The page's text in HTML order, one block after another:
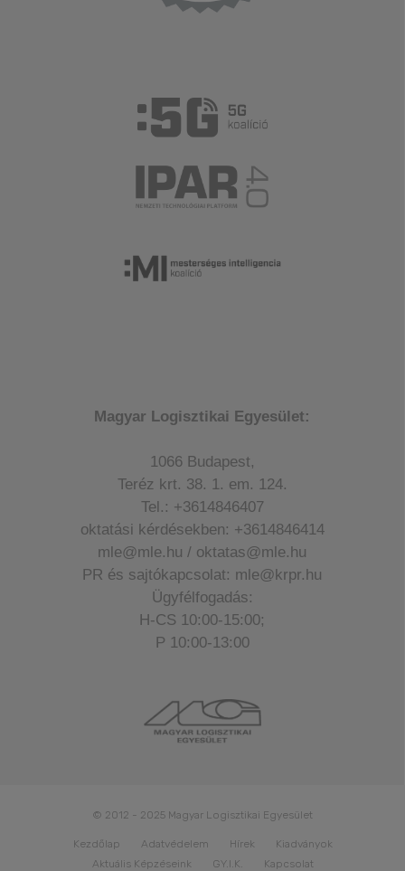
Magyar Logisztikai Egyesület:
1066 Budapest,
Teréz krt. 38. 1. em. 124.
Tel.: +3614846407
oktatási kérdésekben: +3614846414
mle@mle.hu / oktatas@mle.hu
PR és sajtókapcsolat: mle@krpr.hu
Ügyfélfogadás:
H-CS 10:00-15:00;
P 10:00-13:00
© 2012 - 2025 Magyar Logisztikai Egyesület
Kezdőlap Adatvédelem Hírek
Kiadványok
Aktuális Képzéseink
GY.I.K. Kapcsolat